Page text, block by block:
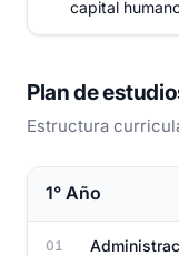
capital
Plan de
Estructura
1° Año
01